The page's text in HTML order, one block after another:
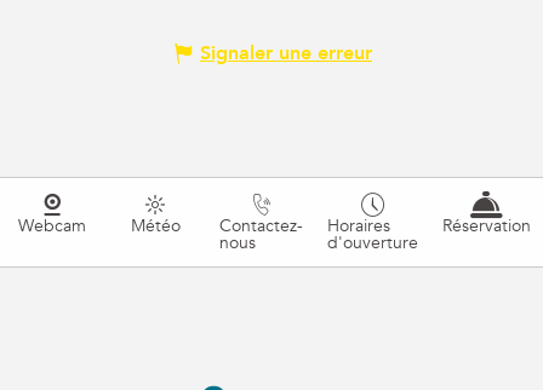
Signaler une erreur
Webcam Météo Contactez-
nous
Horaires
d'ouverture
Réservation